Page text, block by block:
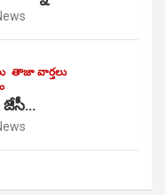
తాజా వార్తలు
జేసీ…